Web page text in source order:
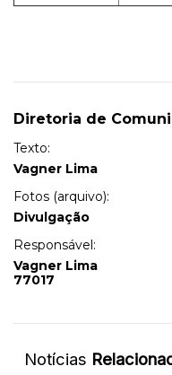
Diretoria de
Texto:
Vagner Lima
Fotos (arquivo):
Divulgação
Responsável:
Vagner Lima
77017
Notícias